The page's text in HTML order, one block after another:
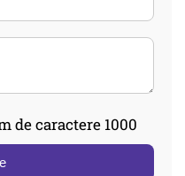
de caractere 1000